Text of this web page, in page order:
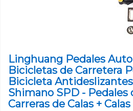
Linghuang Pedales
Bicicletas de Carretera
Bicicleta Antideslizantes
Shimano SPD - Pedales
Carreras de Calas +